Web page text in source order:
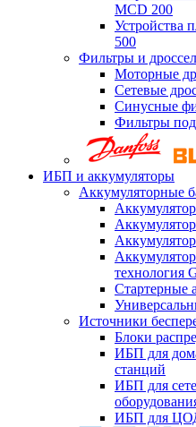
MCD 200
Устройства
500
Фильтры и
Моторные
Сетевые
Синусные
Фильтры
ИБП и аккумуляторы
Аккумуляторные
технология
Стартерные
Источники
Блоки
ИБП для
станций
ИБП для
ИБП для ЦОД